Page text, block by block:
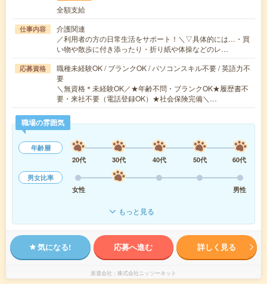
全額支給
仕事内容
介護関連
／利用者の方の日常生活をサポート！＼▽具体的には…・買
い物や散歩に付き添ったり・折り紙や体操などのレ…
応募資格
職種未経験OK / ブランクOK / パソコンスキル不要 / 英語力不
要
＼無資格＊未経験OK／★年齢不問・ブランクOK★履歴書不
要・来社不要（電話登録OK）★社会保険完備＼…
職場の雰囲気
年齢層
20代
30代 40代 50代
60代
男女比率
女性
男性
もっと見る
気になる! 応募へ進む 詳しく見る
派遣会社 株式会社ニッソーネット